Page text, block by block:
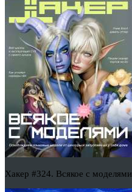
Хакер #324. Всякое с моделями